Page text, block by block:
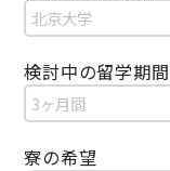
検討中の留学期間
寮の希望